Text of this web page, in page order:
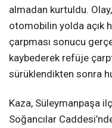
almadan kurtuldu.
otomobilin yolda açık
çarpması sonucu
kaybederek refüje
sürüklendikten sonra
Kaza, Süleymanpaşa
Soğancılar